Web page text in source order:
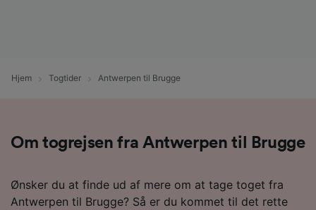
Hjem Togtider Antwerpen til Brugge
Om togrejsen fra Antwerpen til Brugge
Ønsker du at finde ud af mere om at tage toget fra
Antwerpen til Brugge? Så er du kommet til det rette